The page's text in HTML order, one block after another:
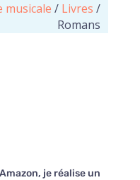
musicale / Livres /
Romans
je réalise un